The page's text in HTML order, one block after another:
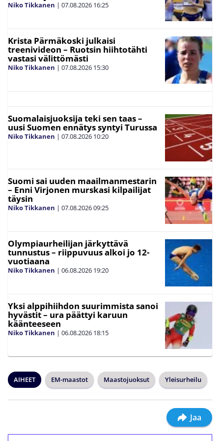
Niko Tikkanen | 07.08.2026 16:25
Krista Pärmäkoski julkaisi
treenivideon – Ruotsin hiihtotähti
vastasi välittömästi
Niko Tikkanen | 07.08.2026 15:30
Suomalaisjuoksija teki sen taas –
uusi Suomen ennätys syntyi Turussa
Niko Tikkanen | 07.08.2026 10:20
Suomi sai uuden maailmanmestarin
– Enni Virjonen murskasi kilpailijat
täysin
Niko Tikkanen | 07.08.202609:25
Olympiaurheilijan järkyttävä
tunnustus – riippuvuus alkoi jo 12-
vuotiaana
Niko Tikkanen | 06.08.2026 19:20
Yksi alppihiihdon suurimmista sanoi
hyvästit – ura päättyi karuun
käänteeseen
Niko Tikkanen | 06.08.2026 18:15
AIHEET EM-maastot Maastojuoksut Yleisurheilu
Jaa